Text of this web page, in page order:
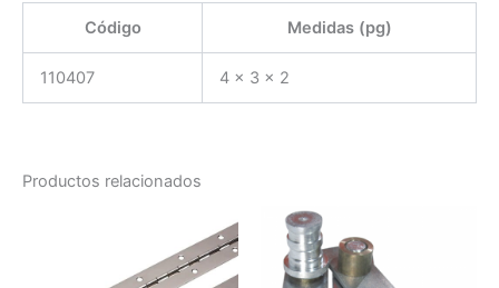
Código Medidas (pg)
110407 4 x 3 x 2
Productos relacionados